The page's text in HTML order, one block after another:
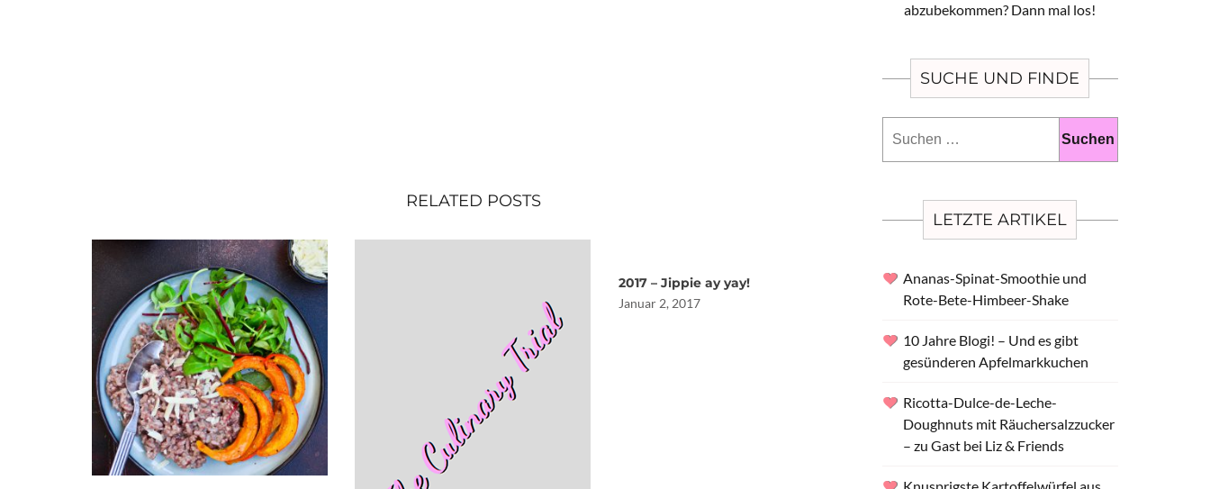
RELATED POSTS
2017 – Jippie ay yay!
Januar 2, 2017
abzubekommen? Dann mal los!
SUCHE UND FINDE
nach:
LETZTE ARTIKEL
Ananas-Spinat-Smoothie und
Rote-Bete-Himbeer-Shake
10 Jahre Blogi! – Und es gibt
gesünderen Apfelmarkkuchen
Ricotta-Dulce-de-Leche-
Doughnuts mit Räuchersalzzucker
– zu Gast bei Liz & Friends